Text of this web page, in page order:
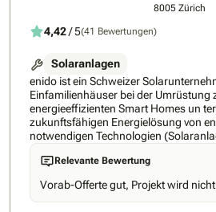
8005 Zürich
4,42/ 5(41 Bewertungen)
Solaranlagen
enido ist ein Schweizer
Einfamilienhäuser bei der Umrüstung
energieeffizienten Smart Homes un
zukunftsfähigen Energielösung von
notwendigen Technologien
und Ladeinfrastruktur) aus einer
einem intelligenten
Der enido Energiemanager verknüpft
Stromverbraucher im Haus mit der
dadurch die intelligente Optimierung
Relevante Bewertung
Vorab-Offerte gut, Projekt wird